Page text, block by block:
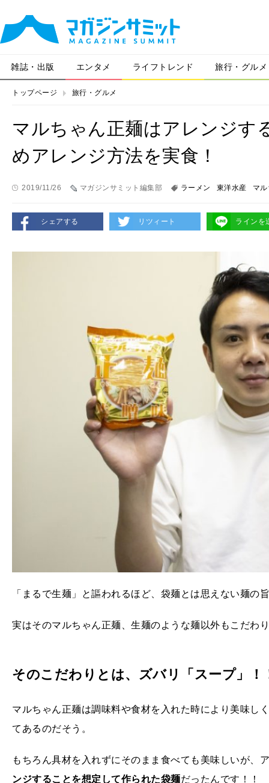
雑誌・出版 エンタメ ライフトレンド 旅行・グルメ
トップページ 旅行・グルメ
マルちゃん正麺はアレンジす
めアレンジ方法を実食！
2019/11/26 マガジンサミット編集部 ラーメン 東洋水産 マ
シェアする リツィート ラインを
「まるで生麺」と謳われるほど、袋麺とは思えない麺の
実はそのマルちゃん正麺、生麺のような麺以外もこだわ
そのこだわりとは、ズバリ「スープ」！
マルちゃん正麺は調味料や食材を入れた時により美味し
てあるのだそう。
もちろん具材を入れずにそのまま食べても美味しいが
ンジすることを想定して作られた袋麺だったんです！！